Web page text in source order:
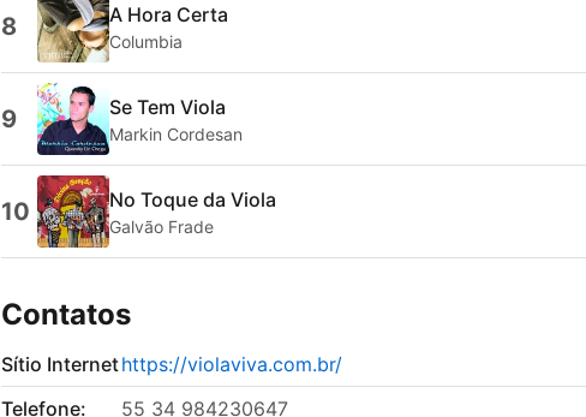
8 A Hora Certa
Columbia
9 Se Tem Viola
Markin Cordesan
10 No Toque da Viola
Galvão Frade
Contatos
Sítio Internethttps://violaviva.com.br/
Telefone:
55 34 984230647